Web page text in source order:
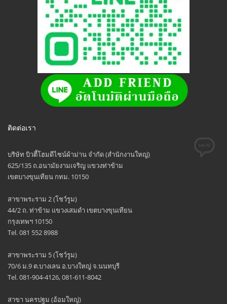
ติดต่อเรา
บริษัท บิวตี้โฮมดีไซน์ผ้าม่าน จำกัด (สำนักงานใหญ่)
625/135 ถ.อนามัยงามเจริญ แขวงท่าข้าม
เขตบางขุนเทียน กทม. 10150
สาขาพระราม 2 (โชว์รูม)
44/2 ถ. ท่าข้าม แขวงเสมดำ เขตบางขุนเทียน
กรุงเทพฯ 10150
Tel. 081 552 8988
สาขาพระราม 5 (โชว์รูม)
70/6 ม.9 ต.บางเลน อ.บางใหญ่ จ.นนทบุรี
Tel. 081-904-4126, 081-611-8042
สาขา นครปฐม (อ้อมใหญ่)